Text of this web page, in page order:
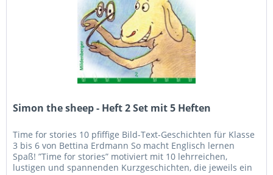
Simon the sheep - Heft 2 Set mit 5 Heften
Time for stories 10 pfiffige Bild-Text-Geschichten für Klasse
3 bis 6 von Bettina Erdmann So macht Englisch lernen
Spaß! ”Time for stories” motiviert mit 10 lehrreichen,
lustigen und spannenden Kurzgeschichten, die jeweils ein